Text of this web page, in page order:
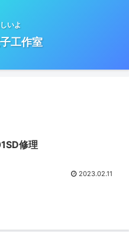
いよ
工作室
修理
2023.02.11